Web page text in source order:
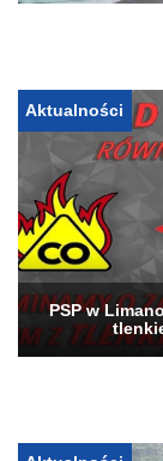
Aktualności
PSP w